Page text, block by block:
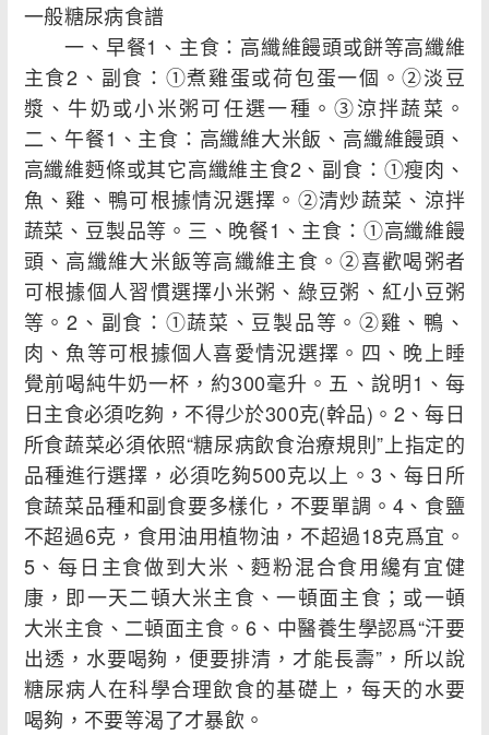
一般糖尿病食譜
一、早餐1、主食：高纖維饅頭或餅等高纖維
主食2、副食：①煮雞蛋或荷包蛋一個。②淡豆
漿、牛奶或小米粥可任選一種。③涼拌蔬菜。
二、午餐1、主食：高纖維大米飯、高纖維饅頭、
高纖維麪條或其它高纖維主食2、副食：①瘦肉、
魚、雞、鴨可根據情況選擇。②清炒蔬菜、涼拌
蔬菜、豆製品等。三、晚餐1、主食：①高纖維饅
頭、高纖維大米飯等高纖維主食。②喜歡喝粥者
可根據個人習慣選擇小米粥、綠豆粥、紅小豆粥
等。2、副食：①蔬菜、豆製品等。②雞、鴨、
肉、魚等可根據個人喜愛情況選擇。四、晚上睡
覺前喝純牛奶一杯，約300毫升。五、說明1、每
日主食必須吃夠，不得少於300克(幹品)。2、每日
所食蔬菜必須依照“糖尿病飲食治療規則”上指定的
品種進行選擇，必須吃夠500克以上。3、每日所
食蔬菜品種和副食要多樣化，不要單調。4、食鹽
不超過6克，食用油用植物油，不超過18克爲宜。
5、每日主食做到大米、麪粉混合食用纔有宜健
康，即一天二頓大米主食、一頓面主食；或一頓
大米主食、二頓面主食。6、中醫養生學認爲“汗要
出透，水要喝夠，便要排清，才能長壽”，所以說
糖尿病人在科學合理飲食的基礎上，每天的水要
喝夠，不要等渴了才暴飲。